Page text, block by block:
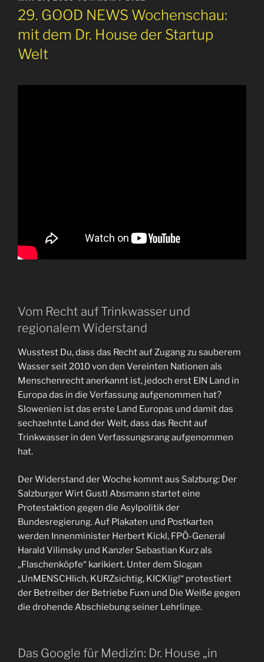
AM
29. GOOD NEWS Wochenschau:
mit dem Dr. House der Startup
Welt
Vom Recht auf Trinkwasser und
regionalem Widerstand
Wusstest Du, dass das Recht auf Zugang zu sauberem
Wasser seit 2010 von den Vereinten Nationen als
Menschenrecht anerkannt ist, jedoch erst EIN Land in
Europa das in die Verfassung aufgenommen hat?
Slowenien ist das erste Land Europas und damit das
sechzehnte Land der Welt, dass das Recht auf
Trinkwasser in den Verfassungsrang aufgenommen
hat.
Der Widerstand der Woche kommt aus Salzburg: Der
Salzburger Wirt Gustl Absmann startet eine
Protestaktion gegen die Asylpolitik der
Bundesregierung. Auf Plakaten und Postkarten
werden Innenminister Herbert Kickl, FPÖ-General
Harald Vilimsky und Kanzler Sebastian Kurz als
„Flaschenköpfe“ karikiert. Unter dem Slogan
„UnMENSCHlich, KURZsichtig, KICKlig!“ protestiert
der Betreiber der Betriebe Fuxn und Die Weiße gegen
die drohende Abschiebung seiner Lehrlinge.
Das Google für Medizin: Dr. House „in